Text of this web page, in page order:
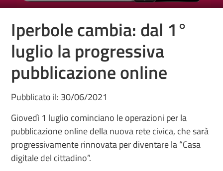
Iperbole cambia: dal 1°
luglio la progressiva
pubblicazione online
Pubblicato il: 30/06/2021
Giovedì 1 luglio cominciano le operazioni per la
pubblicazione online della nuova rete civica, che sarà
progressivamente rinnovata per diventare la “Casa
digitale del cittadino”.